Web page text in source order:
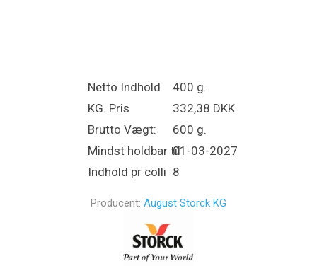
Netto Indhold
400 g.
KG. Pris
332,38 DKK
Brutto Vægt:
600 g.
Mindst holdbar til01-03-2027
Indhold pr colli 8
Producent: August Storck KG